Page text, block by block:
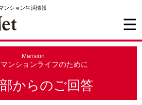
ンション生活情報
Mansion
ンションライフのために
からのご回答